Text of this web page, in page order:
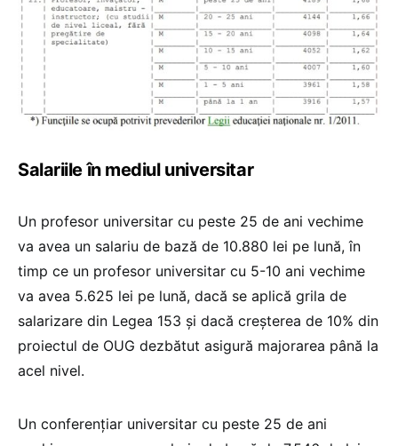
Salariile în mediul universitar
Un profesor universitar cu peste 25 de ani vechime
va avea un salariu de bază de 10.880 lei pe lună, în
timp ce un profesor universitar cu 5-10 ani vechime
va avea 5.625 lei pe lună, dacă se aplică grila de
salarizare din Legea 153 și dacă creșterea de 10% din
proiectul de OUG dezbătut asigură majorarea până la
acel nivel.
Un conferenţiar universitar cu peste 25 de ani